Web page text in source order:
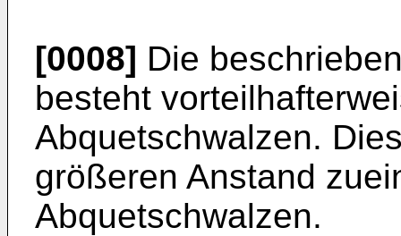
[0008] Die
besteht
Abquetschwalzen.
größeren Anstand
Abquetschwalzen.